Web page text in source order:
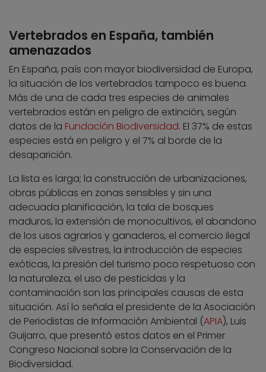
Vertebrados en España, también
amenazados
En España, país con mayor biodiversidad de Europa,
la situación de los vertebrados tampoco es buena.
Más de una de cada tres especies de animales
vertebrados están en peligro de extinción, según
datos de la Fundación Biodiversidad. El 37% de estas
especies está en peligro y el 7% al borde de la
desaparición.
La lista es larga; la construcción de urbanizaciones,
obras públicas en zonas sensibles y sin una
adecuada planificación, la tala de bosques
maduros, la extensión de monocultivos, el abandono
de los usos agrarios y ganaderos, el comercio ilegal
de especies silvestres, la introducción de especies
exóticas, la presión del turismo poco respetuoso con
la naturaleza, el uso de pesticidas y la
contaminación son las principales causas de esta
situación. Así lo señala el presidente de la Asociación
de Periodistas de Información Ambiental (APIA), Luis
Guijarro, que presentó estos datos en el Primer
Congreso Nacional sobre la Conservación de la
Biodiversidad.